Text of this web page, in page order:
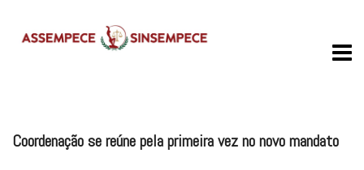
Coordenação se reúne pela primeira vez no novo mandato